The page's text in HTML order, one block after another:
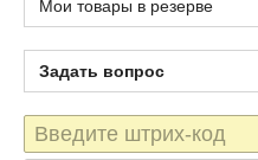
Мои товары в резерве
Задать вопрос
Штрих-
код